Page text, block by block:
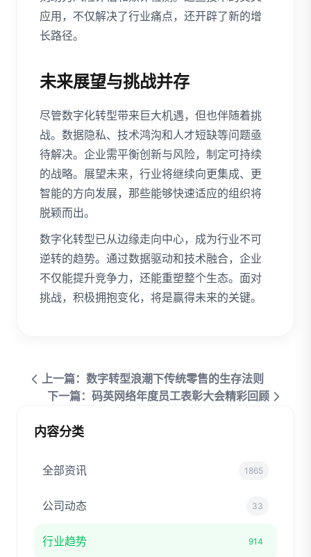
应用，不仅解决了行业痛点，还开辟了新的增
长路径。
未来展望与挑战并存
尽管数字化转型带来巨大机遇，但也伴随着挑
战。数据隐私、技术鸿沟和人才短缺等问题亟
待解决。企业需平衡创新与风险，制定可持续
的战略。展望未来，行业将继续向更集成、更
智能的方向发展，那些能够快速适应的组织将
脱颖而出。
数字化转型已从边缘走向中心，成为行业不可
逆转的趋势。通过数据驱动和技术融合，企业
不仅能提升竞争力，还能重塑整个生态。面对
挑战，积极拥抱变化，将是赢得未来的关键。
上一篇：数字转型浪潮下传统零售的生存法则
下一篇：码英网络年度员工表彰大会精彩回顾
内容分类
全部资讯 1865
公司动态 33
行业趋势 914